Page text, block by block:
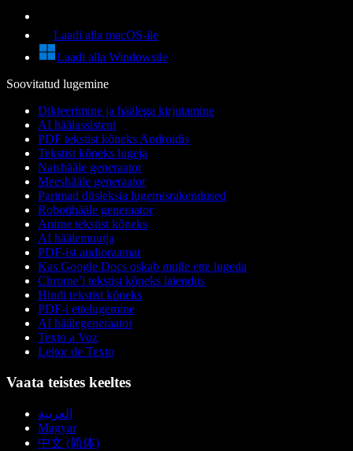
Laadi alla macOS-ile
Laadi alla Windowsile
Soovitatud lugemine
Dikteerimine ja häälega kirjutamine
AI häälassistent
PDF tekstist kõneks Androidis
Tekstist kõneks lugeja
Naishääle generaator
Meeshääle generaator
Parimad düsleksia lugemisrakendused
Robotihääle generaator
Anime tekstist kõneks
AI häälemuutja
PDF-ist audioraamat
Kas Google Docs oskab mulle ette lugeda
Chrome’i tekstist kõneks laiendus
Hindi tekstist kõneks
PDF-i ettelugemine
AI häälegeneraator
Texto a Voz
Leitor de Texto
Vaata teistes keeltes
العربية
Magyar
中文 (简体)